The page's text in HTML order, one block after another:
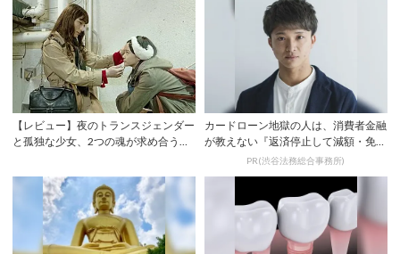
【レビュー】夜のトランスジェンダー
と孤独な少女、2つの魂が求め合う時
カードローン地獄の人は、消費者金融
が教えない『返済停止して減額・免除
する方法』で...PR(渋谷法務総合事務所)